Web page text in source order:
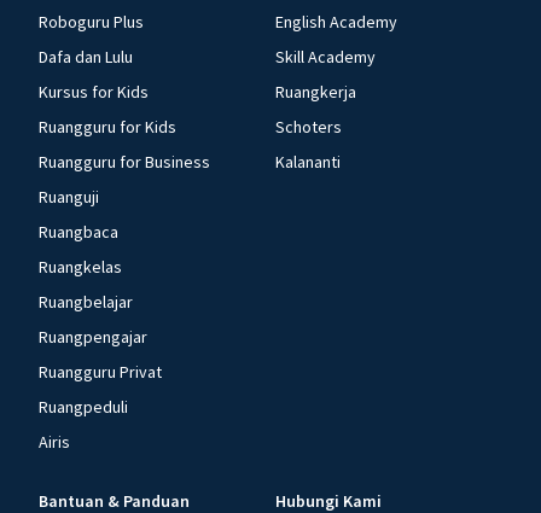
Roboguru Plus
Dafa dan Lulu
Kursus for Kids
Ruangguru for Kids
Ruangguru for Business
Ruanguji
Ruangbaca
Ruangkelas
Ruangbelajar
Ruangpengajar
Ruangguru Privat
Ruangpeduli
Airis
English Academy
Skill Academy
Ruangkerja
Schoters
Kalananti
Bantuan & Panduan Hubungi Kami